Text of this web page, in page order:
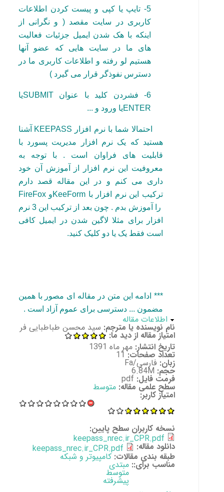
5- تایپ یا کپی و پیست کردن اطلاعات
کاربری در سایت مقصد ( و نگرانی از
اینکه با هک شدن ایمیل جزئیات فعالیت
های ما در سایت هایی که عضو آنها
هستیم لو رفته و اطلاعات کاربری ما در
دسترس نفوذگر قرار می گیرد )
SUBMITیا
ENTERیا ورود و ...
احتمالا شما با نرم افزارKEEPASSآشنا
هستید که یک نرم افزار مدیریت پسورد با
قابلیت های فراوان است . با توجه به
معروفیت این نرم افزار از آموزش آن خود
داری می کنم و در این مقاله قصد دارم
ترکیب این نرم افزار باKeeFormوFireFox
را آموزش بدم . چون بعد از ترکیب این 3 نرم
افزار برای مثلا لاگین شدن در ایمیل کافی
است فقط یک یا دو کلیک کنید.
*** ادامه این متن در مقاله ای مصور با همین
مضمون ... دسترسی برای عموم آزاد است .
پنهان کن
اطلاعات مقاله
نام نویسنده یا مترجم:سید محسن طباطبایی فر
امتیاز مقاله از دید ما:
تاریخ انتشار:مهر ماه 1391
تعداد صفحات:11
زبان:فارسی/Fa
حجم:6.84M
فرمت فایل:pdf
سطح علمی مقاله:متوسط
امتیاز کاربر:
نسخه کاربران سطح پایین:
keepass_nrec.ir_CPR.pdf
دانلود مقاله: keepass_nrec.ir_CPR.pdf
طبقه بندی مقالات:کامپیوتر و شبکه
مناسب برای::مبتدی
متوسط
پیشرفته